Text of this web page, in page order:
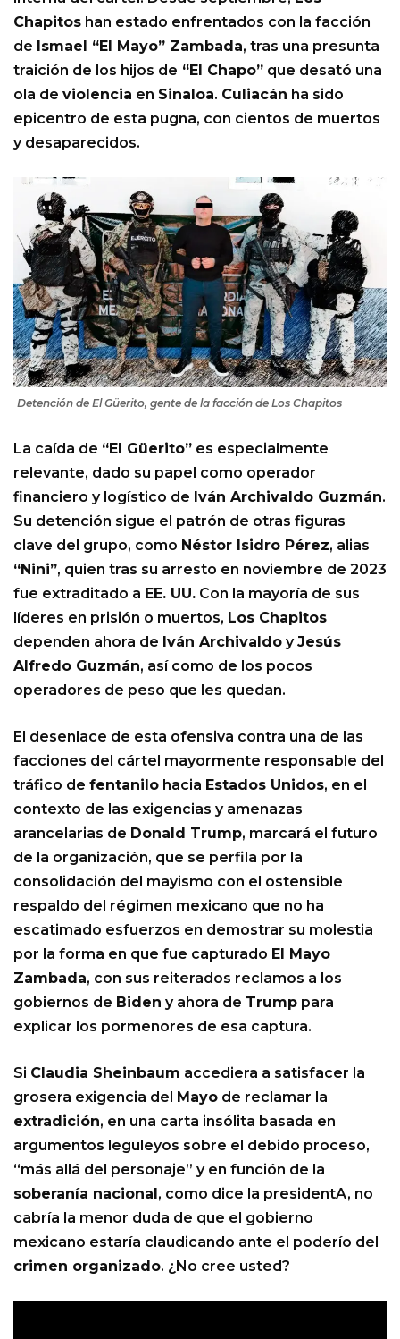
Chapitos han estado enfrentados con la facción
de Ismael “El Mayo” Zambada, tras una presunta
traición de los hijos de “El Chapo” que desató una
ola de violencia en Sinaloa. Culiacán ha sido
epicentro de esta pugna, con cientos de muertos
y desaparecidos.
Detención de El Güerito, gente de la facción de Los Chapitos
La caída de “El Güerito” es especialmente
relevante, dado su papel como operador
financiero y logístico de Iván Archivaldo Guzmán.
Su detención sigue el patrón de otras figuras
clave del grupo, como Néstor Isidro Pérez, alias
“Nini”, quien tras su arresto en noviembre de 2023
fue extraditado a EE. UU. Con la mayoría de sus
líderes en prisión o muertos, Los Chapitos
dependen ahora de Iván Archivaldo yJesús
Alfredo Guzmán, así como de los pocos
operadores de peso que les quedan.
El desenlace de esta ofensiva contra una de las
facciones del cártel mayormente responsable del
tráfico de fentanilo hacia Estados Unidos, en el
contexto de las exigencias y amenazas
arancelarias de Donald Trump, marcará el futuro
de la organización, que se perfila por la
consolidación del mayismo con el ostensible
respaldo del régimen mexicano que no ha
escatimado esfuerzos en demostrar su molestia
por la forma en que fue capturado El Mayo
Zambada, con sus reiterados reclamos a los
gobiernos de Biden y ahora de Trump para
explicar los pormenores de esa captura.
Si Claudia Sheinbaum accediera a satisfacer la
grosera exigencia del Mayo de reclamar la
extradición, en una carta insólita basada en
argumentos leguleyos sobre el debido proceso,
“más allá del personaje” y en función de la
soberanía nacional, como dice la presidentA, no
cabría la menor duda de que el gobierno
mexicano estaría claudicando ante el poderío del
crimen organizado. ¿No cree usted?